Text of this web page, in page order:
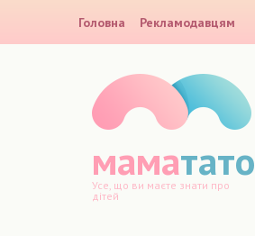
Головна Рекламодавцям
маматато
Усе, що ви маєте знати про
дітей